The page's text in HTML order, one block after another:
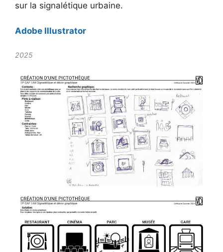
sur la signalétique urbaine.
Adobe Illustrator
2025